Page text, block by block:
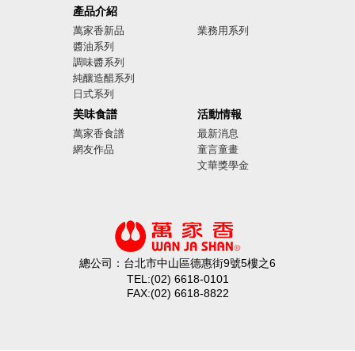
廣告影音
產品介紹
萬家香新品
醬油系列
調味醬系列
純釀造醋系列
日式系列
業務用系列
美味食譜
萬家香食譜
網友作品
活動情報
最新消息
童言童畫
文華獎學金
總公司：台北市中山區德惠街9號5樓之6
TEL:(02) 6618-0101
FAX:(02) 6618-8822